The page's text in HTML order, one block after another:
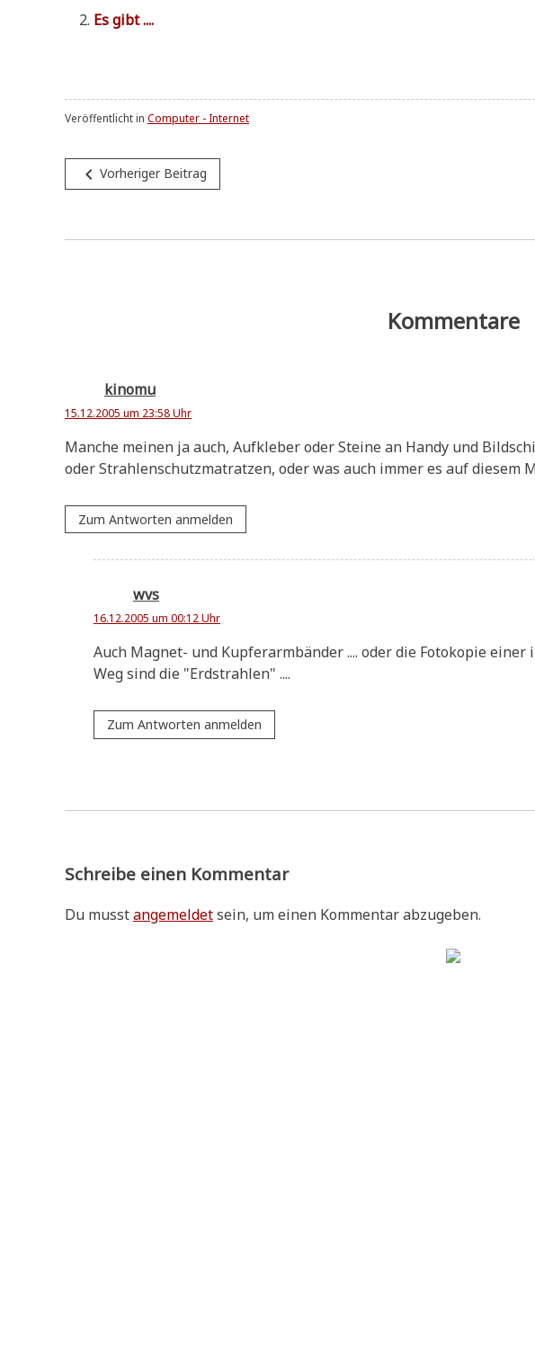
Es gibt ....
Veröffentlicht in Computer - Internet
Beitragsnavigation
navigate_before Vorheriger Beitrag
Kommentare
kinomu
15.12.2005 um 23:58 Uhr
Man­che mei­nen ja auch, Auf­kle­ber oder Stei­ne an Han­dy und
oder Strah­len­schutz­ma­trat­zen, oder was auch immer es auf die­sem
Zum Antworten anmelden
wvs
16.12.2005 um 00:12 Uhr
Auch Magnet- und Kup­fer­arm­bän­der .... oder die Foto­ko­pie
Weg sind die "Erd­strah­len" ....
Zum Antworten anmelden
Schreibe einen Kommentar
Du musstangemeldetsein, um einen Kommentar abzugeben.